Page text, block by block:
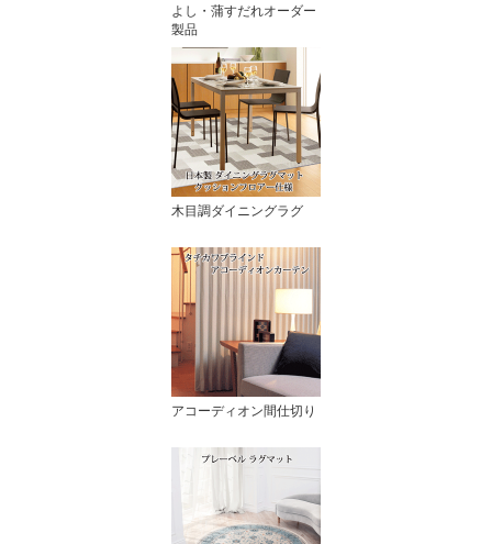
よし・蒲すだれオーダー
製品
木目調ダイニングラグ
アコーディオン間仕切り